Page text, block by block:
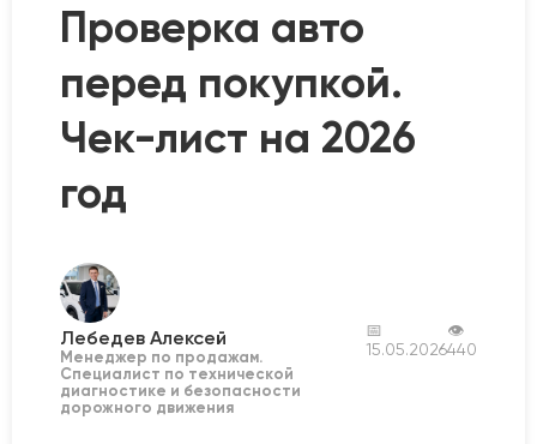
Проверка авто
перед покупкой.
Чек-лист на 2026
год
Лебедев Алексей
Менеджер по продажам.
Специалист по технической
диагностике и безопасности
дорожного движения
📅
15.05.2026
👁
440